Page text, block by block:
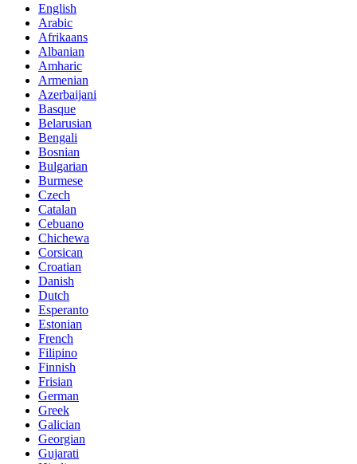
English
Arabic
Afrikaans
Albanian
Amharic
Armenian
Azerbaijani
Basque
Belarusian
Bengali
Bosnian
Bulgarian
Burmese
Czech
Catalan
Cebuano
Chichewa
Corsican
Croatian
Danish
Dutch
Esperanto
Estonian
French
Filipino
Finnish
Frisian
German
Greek
Galician
Georgian
Gujarati